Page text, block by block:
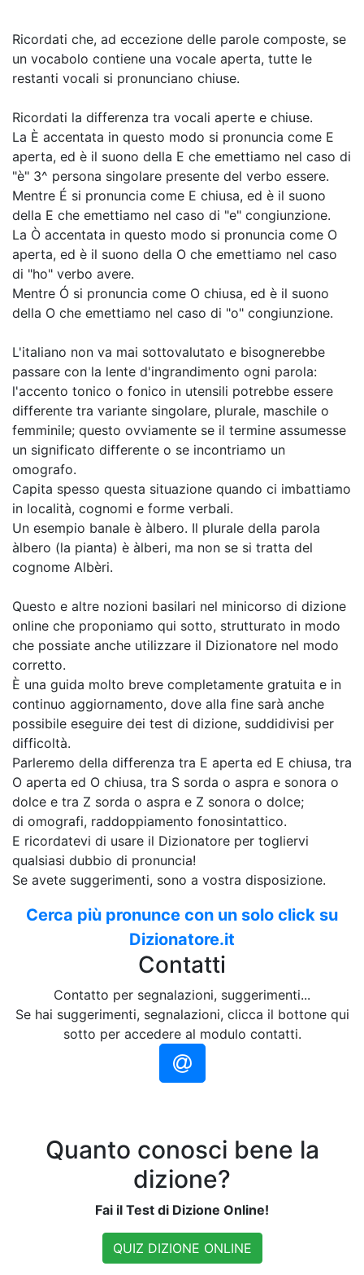
Ricordati che, ad eccezione delle parole composte, se
un vocabolo contiene una vocale aperta, tutte le
restanti vocali si pronunciano chiuse.
Ricordati la differenza tra vocali aperte e chiuse.
La È accentata in questo modo si pronuncia come E
aperta, ed è il suono della E che emettiamo nel caso di
"è" 3^ persona singolare presente del verbo essere.
Mentre É si pronuncia come E chiusa, ed è il suono
della E che emettiamo nel caso di "e" congiunzione.
La Ò accentata in questo modo si pronuncia come O
aperta, ed è il suono della O che emettiamo nel caso
di "ho" verbo avere.
Mentre Ó si pronuncia come O chiusa, ed è il suono
della O che emettiamo nel caso di "o" congiunzione.
L'italiano non va mai sottovalutato e bisognerebbe
passare con la lente d'ingrandimento ogni parola:
l'accento tonico o fonico in utensili potrebbe essere
differente tra variante singolare, plurale, maschile o
femminile; questo ovviamente se il termine assumesse
un significato differente o se incontriamo un
omografo.
Capita spesso questa situazione quando ci imbattiamo
in località, cognomi e forme verbali.
Un esempio banale è àlbero. Il plurale della parola
àlbero (la pianta) è àlberi, ma non se si tratta del
cognome Albèri.
Questo e altre nozioni basilari nel minicorso di dizione
online che proponiamo qui sotto, strutturato in modo
che possiate anche utilizzare il Dizionatore nel modo
corretto.
È una guida molto breve completamente gratuita e in
continuo aggiornamento, dove alla fine sarà anche
possibile eseguire dei test di dizione, suddidivisi per
difficoltà.
Parleremo della differenza tra E aperta ed E chiusa, tra
O aperta ed O chiusa, tra S sorda o aspra e sonora o
dolce e tra Z sorda o aspra e Z sonora o dolce;
di omografi, raddoppiamento fonosintattico.
E ricordatevi di usare il Dizionatore per togliervi
qualsiasi dubbio di pronuncia!
Se avete suggerimenti, sono a vostra disposizione.
Cerca più pronunce con un solo click su
Dizionatore.it
Contatti
Contatto per segnalazioni, suggerimenti...
Se hai suggerimenti, segnalazioni, clicca il bottone qui
sotto per accedere al modulo contatti.
Quanto conosci bene la
dizione?
Fai il Test di Dizione Online!
QUIZ DIZIONE ONLINE